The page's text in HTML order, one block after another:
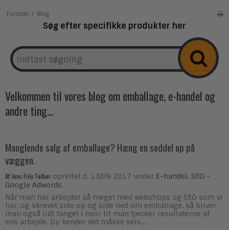
Forside / Blog
Søg efter specifikke produkter her
Velkommen til vores blog om emballage, e-handel og
andre ting...
Manglende salg af emballage? Hæng en seddel op på
væggen.
Af Jens Friis Felber oprettet d. 13/09 2017 under E-handel, SEO -
Google Adwords
Når man har arbejdet så meget med webshops og SEO som vi
har, og skrevet side op og side ned om emballage, så bliver
man også lidt fanget i hvor tit man tjecker resultaterne af
ens arbejde. Du kender det måske selv,...